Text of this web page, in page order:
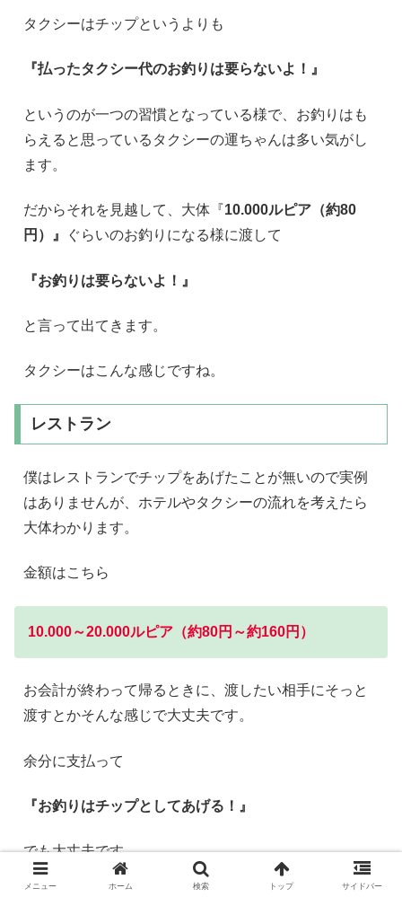
タクシーはチップというよりも
『払ったタクシー代のお釣りは要らないよ！』
というのが一つの習慣となっている様で、お釣りはも
らえると思っているタクシーの運ちゃんは多い気がし
ます。
だからそれを見越して、大体『10.000ルピア（約80
円）』
ぐらいのお釣りになる様に渡して
『お釣りは要らないよ！』
と言って出てきます。
タクシーはこんな感じですね。
レストラン
僕はレストランでチップをあげたことが無いので実例
はありませんが、ホテルやタクシーの流れを考えたら
大体わかります。
金額はこちら
10.000～20.000ルピア（約80円～約160円）
お会計が終わって帰るときに、渡したい相手にそっと
渡すとかそんな感じで大丈夫です。
余分に支払って
『お釣りはチップとしてあげる！』
でも大丈夫です。
メニュー ホーム 検索 トップ サイドバー